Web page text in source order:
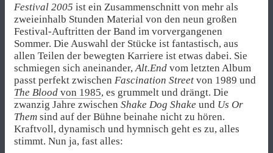
Festival 2005 ist ein Zusammenschnitt von mehr als
zweieinhalb Stunden Material von den neun großen
Festival-Auftritten der Band im vorvergangenen
Sommer. Die Auswahl der Stücke ist fantastisch, aus
allen Teilen der bewegten Karriere ist etwas dabei. Sie
schmiegen sich aneinander,Alt.End vom letzten Album
passt perfekt zwischen Fascination Street von 1989 und
The Blood von 1985, es grummelt und drängt. Die
zwanzig Jahre zwischen Shake Dog Shake und Us Or
Them sind auf der Bühne beinahe nicht zu hören.
Kraftvoll, dynamisch und hymnisch geht es zu, alles
stimmt. Nun ja, fast alles: